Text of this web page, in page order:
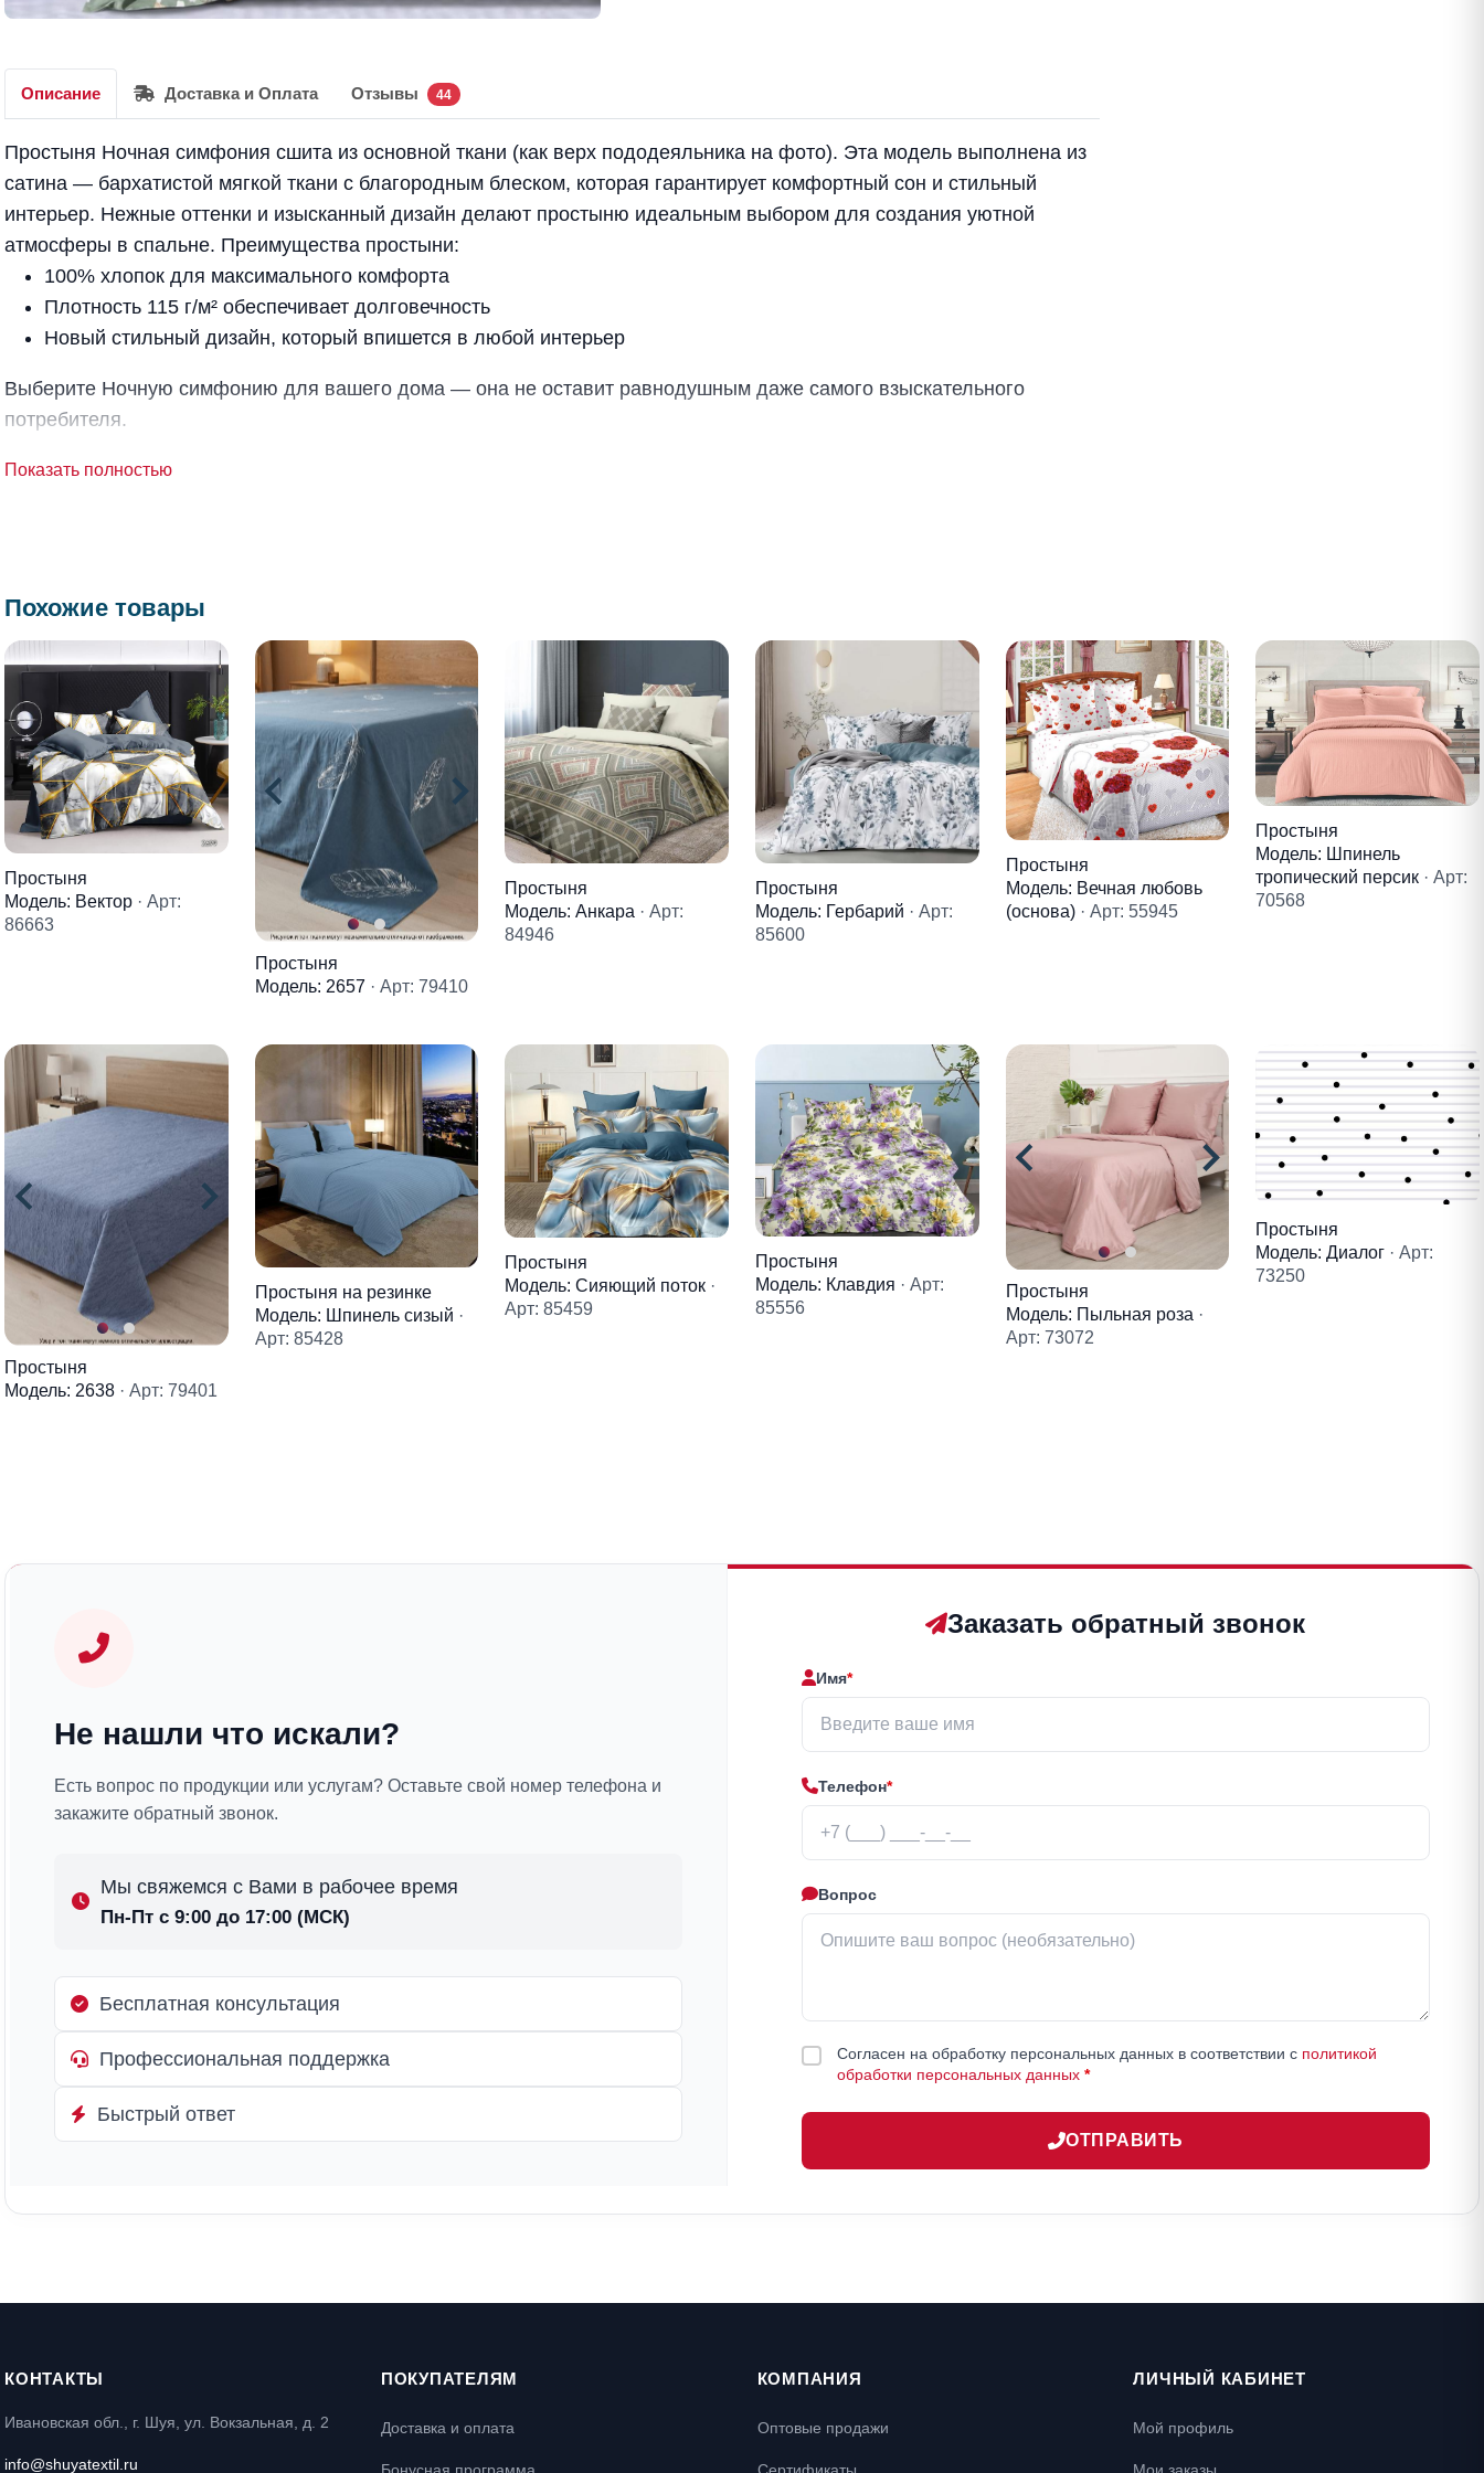
Описание Доставка и Оплата Отзывы 44
Простыня Ночная симфония сшита из основной ткани (как верх пододеяльника на фото). Эта модель выполнена из
сатина — бархатистой мягкой ткани с благородным блеском, которая гарантирует комфортный сон и стильный
интерьер. Нежные оттенки и изысканный дизайн делают простыню идеальным выбором для создания уютной
атмосферы в спальне. Преимущества простыни:
100% хлопок для максимального комфорта
Плотность 115 г/м² обеспечивает долговечность
Новый стильный дизайн, который впишется в любой интерьер
Выберите Ночную симфонию для вашего дома — она не оставит равнодушным даже самого взыскательного
потребителя.
Показать полностью
Похожие товары
Простыня
Модель: Вектор · Арт:
86663
Простыня
Модель: 2657 · Арт: 79410
Простыня
Модель: Анкара · Арт:
84946
Простыня
Модель: Гербарий · Арт:
85600
Простыня
Модель: Вечная любовь
(основа) · Арт: 55945
Простыня
Модель: Шпинель
тропический персик · Арт:
70568
Простыня
Модель: 2638 · Арт: 79401
Простыня на резинке
Модель: Шпинель сизый ·
Арт: 85428
Простыня
Модель: Сияющий поток ·
Арт: 85459
Простыня
Модель: Клавдия · Арт:
85556
Простыня
Модель: Пыльная роза ·
Арт: 73072
Простыня
Модель: Диалог · Арт:
73250
Не нашли что искали?
Есть вопрос по продукции или услугам? Оставьте свой номер телефона и
закажите обратный звонок.
Мы свяжемся с Вами в рабочее время
Пн-Пт с 9:00 до 17:00 (МСК)
Бесплатная консультация
Профессиональная поддержка
Быстрый ответ
Заказать обратный звонок
Имя*
Телефон*
Вопрос
Согласен на обработку персональных данных в соответствии с политикой
обработки персональных данных *
ОТПРАВИТЬ
КОНТАКТЫ
Ивановская обл., г. Шуя, ул. Вокзальная, д. 2
info@shuyatextil.ru
ПОКУПАТЕЛЯМ
Доставка и оплата
КОМПАНИЯ
Оптовые продажи
ЛИЧНЫЙ КАБИНЕТ
Мой профиль